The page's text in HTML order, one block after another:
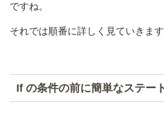
ですね。
それでは順番に詳しく見ていきます
If の条件の前に簡単なステー